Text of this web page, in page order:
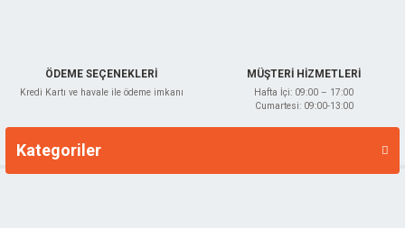
ÖDEME SEÇENEKLERİ
Kredi Kartı ve havale ile ödeme imkanı
MÜŞTERİ HİZMETLERİ
Hafta İçi: 09:00 – 17:00
Cumartesi: 09:00-13:00
Kategoriler
Markalar